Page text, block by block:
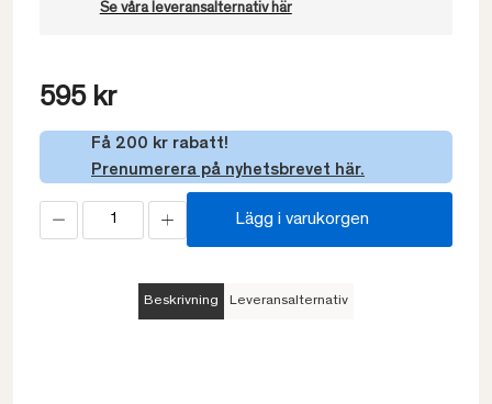
Se våra leveransalternativ här
595 kr
Få 200 kr rabatt!
Prenumerera på nyhetsbrevet här.
Lägg i varukorgen
Beskrivning Leveransalternativ